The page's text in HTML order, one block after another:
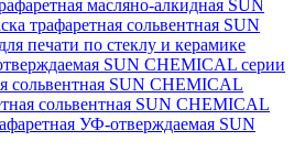
масляно-алкидная SUN
трафаретная сольвентная SUN
печати по стеклу и керамике
SUN CHEMICAL серии
сольвентная SUN CHEMICAL
сольвентная SUN CHEMICAL
УФ-отверждаемая SUN